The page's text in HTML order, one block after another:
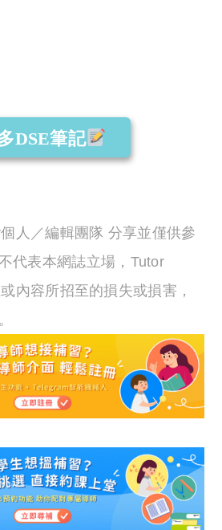
DSE筆記
人／編輯團隊 分享並僅供參
代表本網誌立場，Tutor
內容所招至的損失或損害，